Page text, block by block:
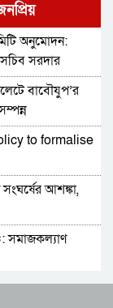
কমান্ডার
রাজনীতির
না করার দাবি
সঙ্গে ঘনিষ্ট
অনুমোদন:
সরদার
বাবৌযুপ’র
to formalise
আশঙ্কা,
সমাজকল্যাণ
হারল